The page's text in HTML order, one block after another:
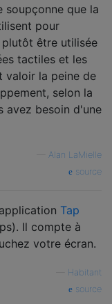
soupçonne que la
pour
être utilisée
tactiles et les
valoir la peine de
selon la
avez besoin d'une
Alan LaMielle
source
Tap
Il compte à
votre écran.
Habitant
source